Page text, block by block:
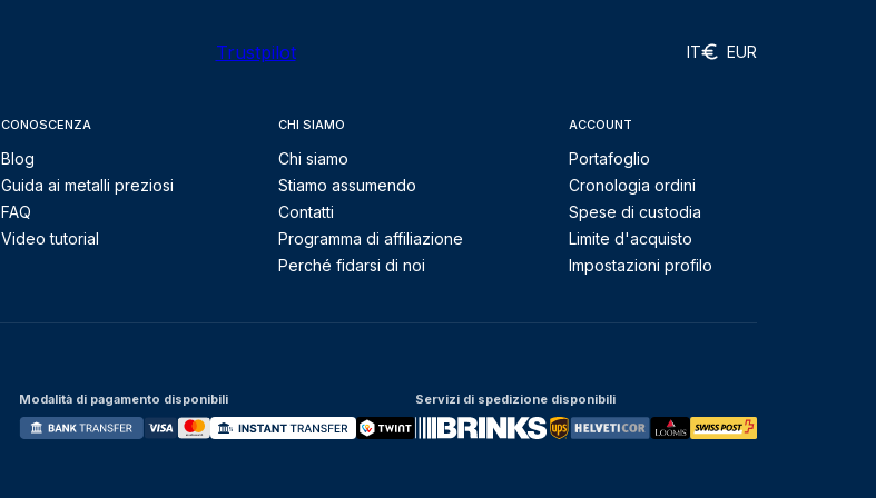
Trustpilot IT EUR
CONOSCENZA
Blog
Guida ai metalli preziosi
FAQ
Video tutorial
CHI SIAMO
Chi siamo
Stiamo assumendo
Contatti
Programma di affiliazione
Perché fidarsi di noi
ACCOUNT
Portafoglio
Cronologia ordini
Spese di custodia
Limite d'acquisto
Impostazioni profilo
Modalità di pagamento disponibili Servizi di spedizione disponibili